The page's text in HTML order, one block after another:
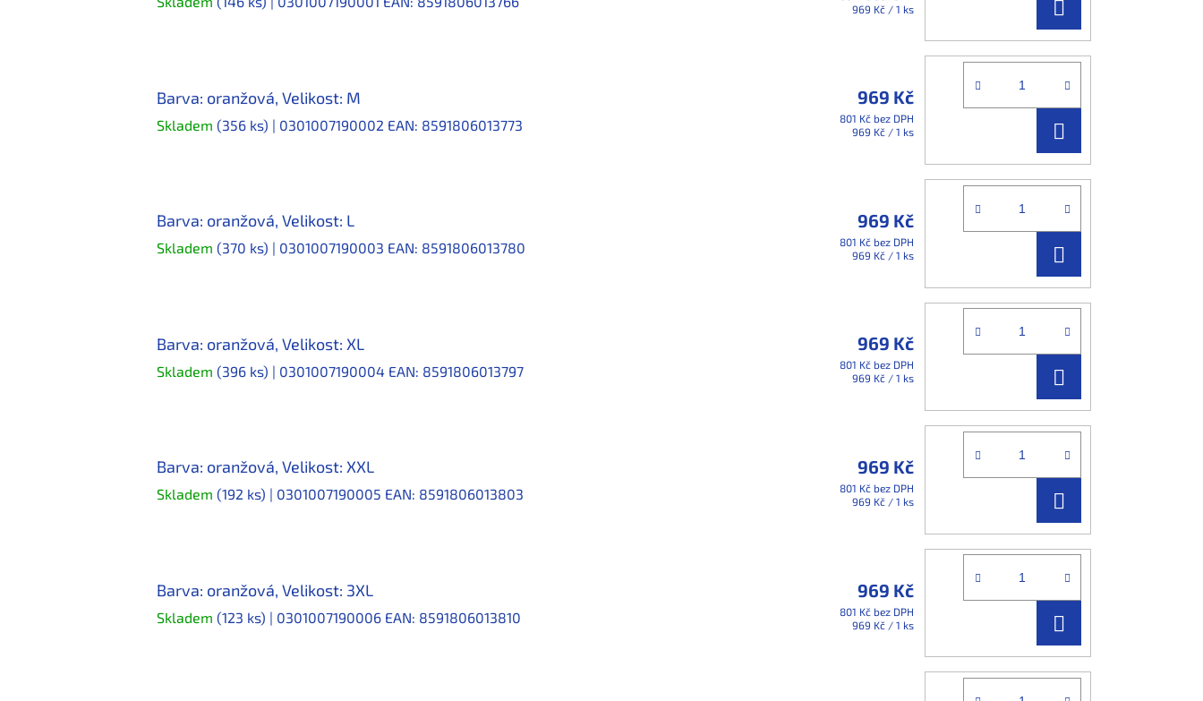
Měrná
969 Kč / 1 ks
KOŠÍKU
Barva: oranžová, Velikost: M
Skladem (356 ks) | 0301007190002 EAN: 8591806013773
969 Kč
801 Kč bez DPH
Měrná
969 Kč / 1 ks
KOŠÍKU
Barva: oranžová, Velikost: L
Skladem (370 ks) | 0301007190003 EAN: 8591806013780
969 Kč
801 Kč bez DPH
Měrná
969 Kč / 1 ks
KOŠÍKU
Barva: oranžová, Velikost: XL
Skladem (396 ks) | 0301007190004 EAN: 8591806013797
969 Kč
801 Kč bez DPH
Měrná
969 Kč / 1 ks
KOŠÍKU
Barva: oranžová, Velikost: XXL
Skladem (192 ks) | 0301007190005 EAN: 8591806013803
969 Kč
801 Kč bez DPH
Měrná
969 Kč / 1 ks
KOŠÍKU
Barva: oranžová, Velikost: 3XL
Skladem (123 ks) | 0301007190006 EAN: 8591806013810
969 Kč
801 Kč bez DPH
Měrná
969 Kč / 1 ks
KOŠÍKU